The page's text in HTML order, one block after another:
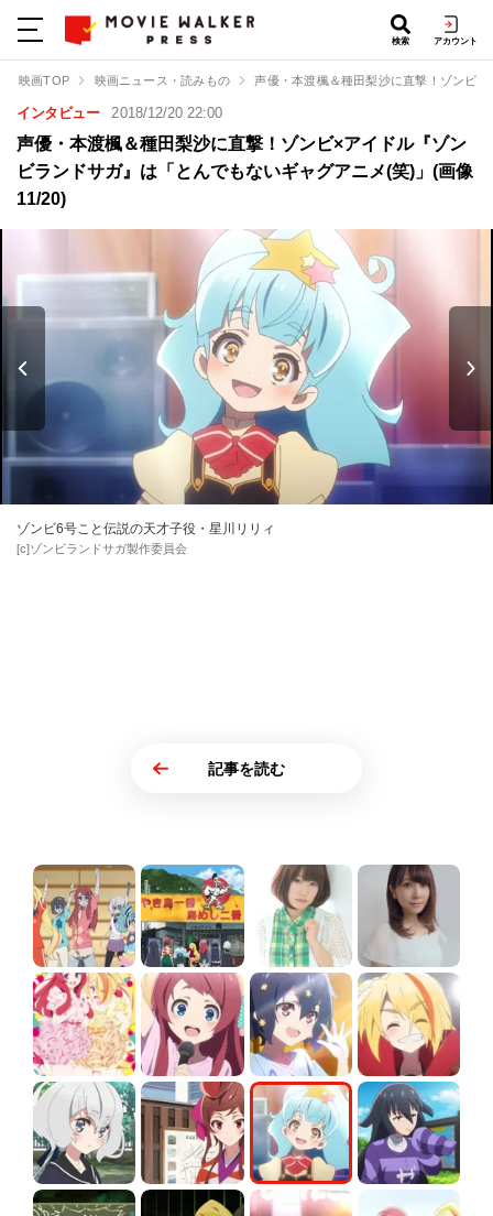
検索 アカウント
映画TOP 映画ニュース・読みもの 声優・本渡楓＆種田梨沙に直撃！ゾンビ×
インタビュー 2018/12/20 22:00
声優・本渡楓＆種田梨沙に直撃！ゾンビ×アイドル『ゾン
ビランドサガ』は「とんでもないギャグアニメ(笑)」(画像
11/20)
ゾンビ6号こと伝説の天才子役・星川リリィ
[c]ゾンビランドサガ製作委員会
記事を読む